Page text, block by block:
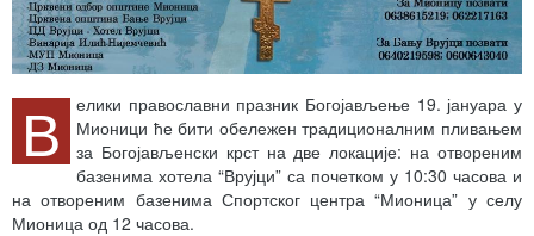
В
елики православни празник Богојављење 19. јануара у
Мионици ће бити обележен традиционалним пливањем
за Богојављенски крст на две локације: на отвореним
базенима хотела “Врујци” са почетком у 10:30 часова и
на отвореним базенима Спортског центра “Мионица” у селу
Мионица од 12 часова.